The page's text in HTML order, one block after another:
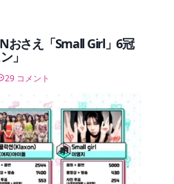
おさえ「Small Girl」6冠
」
29 コメント